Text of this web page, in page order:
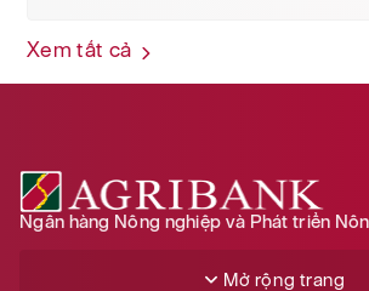
Xem tất cả
Ngân hàng Nông nghiệp và Phát triển
Mở rộng trang